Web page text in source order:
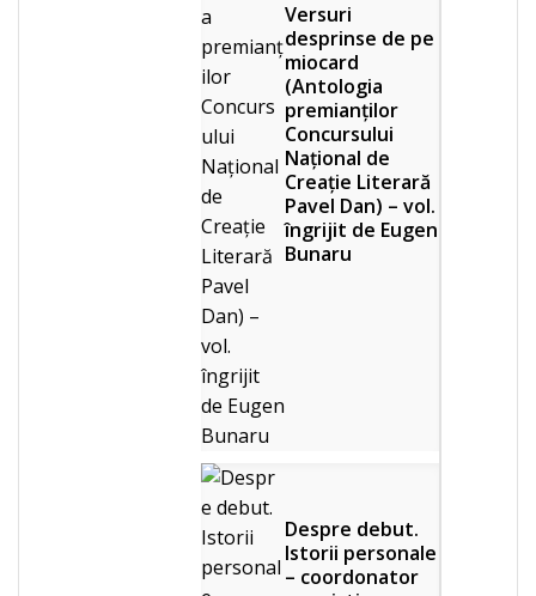
Versuri
desprinse de pe
miocard
(Antologia
premianţilor
Concursului
Naţional de
Creaţie Literară
Pavel Dan) – vol.
îngrijit de Eugen
Bunaru
Despre debut.
Istorii personale
– coordonator